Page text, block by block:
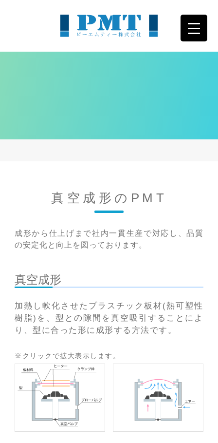
真空成形のPMT
成形から仕上げまで社内一貫生産で対応し、品質
の安定化と向上を図っております。
真空成形
加熱し軟化させたプラスチック板材(熱可塑性
樹脂)を、型との隙間を真空吸引することによ
り、型に合った形に成形する方法です。
※クリックで拡大表示します。